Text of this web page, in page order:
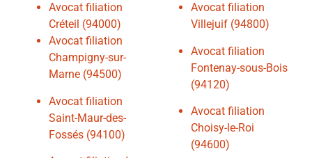
Avocat filiation
Créteil (94000)
Avocat filiation
Champigny-sur-
Marne (94500)
Avocat filiation
Saint-Maur-des-
Fossés (94100)
Avocat filiation
Villejuif (94800)
Avocat filiation
Fontenay-sous-Bois
(94120)
Avocat filiation
Choisy-le-Roi
(94600)